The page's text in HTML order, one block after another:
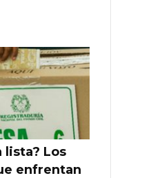
lista? Los
enfrentan